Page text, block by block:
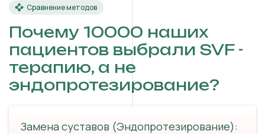
Сравнение методов
Почему 10000 наших
пациентов выбрали SVF -
терапию, а не
эндопротезирование?
Замена суставов (Эндопротезирование):